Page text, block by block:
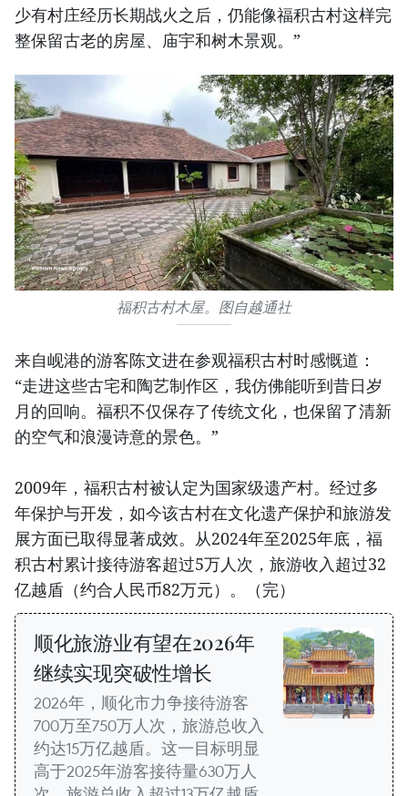
少有村庄经历长期战火之后，仍能像福积古村这样完
整保留古老的房屋、庙宇和树木景观。”
福积古村木屋。图自越通社
来自岘港的游客陈文进在参观福积古村时感慨道：
“走进这些古宅和陶艺制作区，我仿佛能听到昔日岁
月的回响。福积不仅保存了传统文化，也保留了清新
的空气和浪漫诗意的景色。”
2009年，福积古村被认定为国家级遗产村。经过多
年保护与开发，如今该古村在文化遗产保护和旅游发
展方面已取得显著成效。从2024年至2025年底，福
积古村累计接待游客超过5万人次，旅游收入超过32
亿越盾（约合人民币82万元）。（完）
顺化旅游业有望在2026年
继续实现突破性增长
2026年，顺化市力争接待游客
700万至750万人次，旅游总收入
约达15万亿越盾。这一目标明显
高于2025年游客接待量630万人